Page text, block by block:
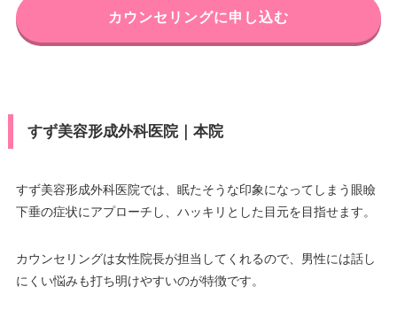
カウンセリングに申し込む
すず美容形成外科医院｜本院
すず美容形成外科医院では、眠たそうな印象になってしまう眼瞼
下垂の症状にアプローチし、ハッキリとした目元を目指せます。
カウンセリングは女性院長が担当してくれるので、男性には話し
にくい悩みも打ち明けやすいのが特徴です。